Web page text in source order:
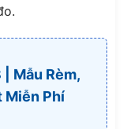
| Mẫu Rèm,
Miễn Phí